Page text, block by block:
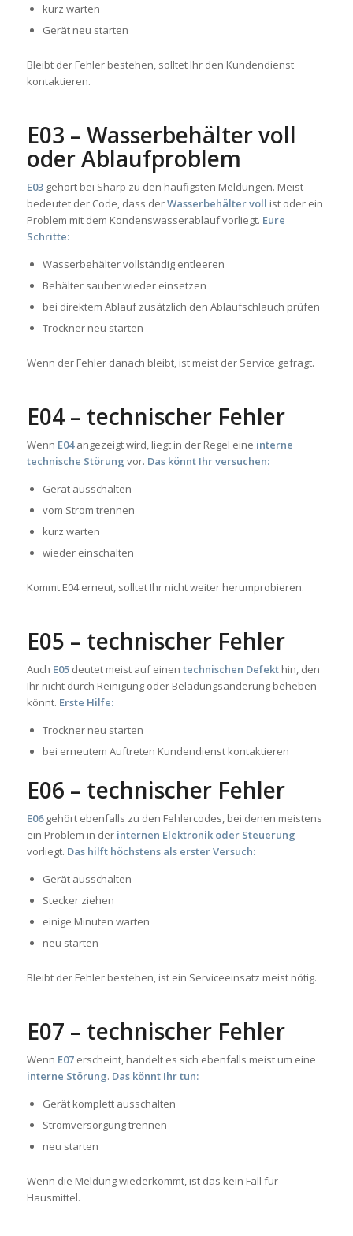
kurz warten
Gerät neu starten
Bleibt der Fehler bestehen, solltet Ihr den Kundendienst
kontaktieren.
E03 – Wasserbehälter voll
oder Ablaufproblem
E03gehört bei Sharp zu den häufigsten Meldungen. Meist
bedeutet der Code, dass derWasserbehälter voll ist oder ein
Problem mit dem Kondenswasserablauf vorliegt. Eure
Schritte:
Wasserbehälter vollständig entleeren
Behälter sauber wieder einsetzen
bei direktem Ablauf zusätzlich den Ablaufschlauch prüfen
Trockner neu starten
Wenn der Fehler danach bleibt, ist meist der Service gefragt.
E04 – technischer Fehler
Wenn E04angezeigt wird, liegt in der Regel eine interne
technische Störung vor. Das könnt Ihr versuchen:
Gerät ausschalten
vom Strom trennen
kurz warten
wieder einschalten
Kommt E04 erneut, solltet Ihr nicht weiter herumprobieren.
E05 – technischer Fehler
Auch E05deutet meist auf einen technischen Defekthin, den
Ihr nicht durch Reinigung oder Beladungsänderung beheben
könnt. Erste Hilfe:
Trockner neu starten
bei erneutem Auftreten Kundendienst kontaktieren
E06 – technischer Fehler
E06gehört ebenfalls zu den Fehlercodes, bei denen meistens
ein Problem in der internen Elektronik oder Steuerung
vorliegt. Das hilft höchstens als erster Versuch:
Gerät ausschalten
Stecker ziehen
einige Minuten warten
neu starten
Bleibt der Fehler bestehen, ist ein Serviceeinsatz meist nötig.
E07 – technischer Fehler
Wenn E07erscheint, handelt es sich ebenfalls meist um eine
interne Störung. Das könnt Ihr tun:
Gerät komplett ausschalten
Stromversorgung trennen
neu starten
Wenn die Meldung wiederkommt, ist das kein Fall für
Hausmittel.